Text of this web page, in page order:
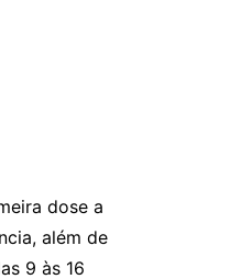
dose a
além de
9 às 16